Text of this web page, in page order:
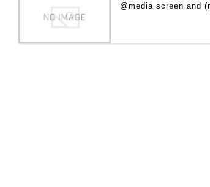
@media screen and